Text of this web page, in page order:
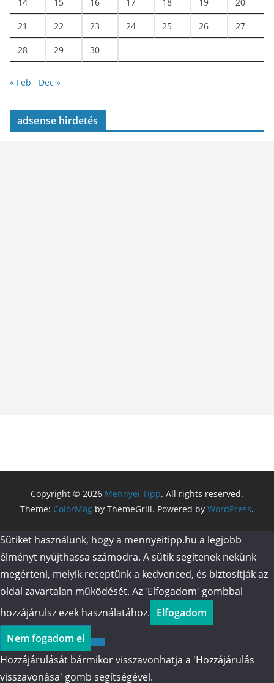
14 15 16 17 18 19 20
21 22 23 24 25 26 27
28 29 30
« Feb Dec »
adsense hirdetés
Copyright © 2026 Mennyei Tipp. All rights reserved.
Theme: ColorMag by ThemeGrill. Powered by WordPress.
Sütiket használunk, hogy a mennyeitipp.hu a legjobb
élményt nyújthassa számodra. A sütik segítenek nekünk
megérteni, melyik receptünk a kedvenced, és biztosítják az
oldal zavartalan működését. Az 'Elfogadom' gombbal
hozzájárulsz ezek használatához. Elfogadom
Nem fogadom el
Hozzájárulását bármikor visszavonhatja a 'Hozzájárulás
visszavonása' gomb segítségével.